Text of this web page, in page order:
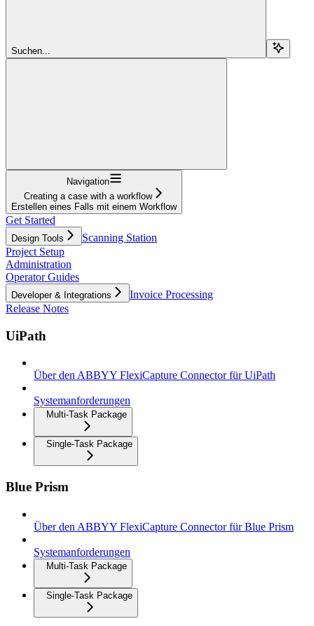
Suchen...
Navigation
Creating a case with a workflow
Erstellen eines Falls mit einem Workflow
Get Started
Design Tools
Scanning Station
Project Setup
Administration
Operator Guides
Developer & Integrations
Invoice Processing
Release Notes
UiPath
Über den ABBYY FlexiCapture Connector für UiPath
Systemanforderungen
Multi-Task Package
Single-Task Package
Blue Prism
Über den ABBYY FlexiCapture Connector für Blue Prism
Systemanforderungen
Multi-Task Package
Single-Task Package